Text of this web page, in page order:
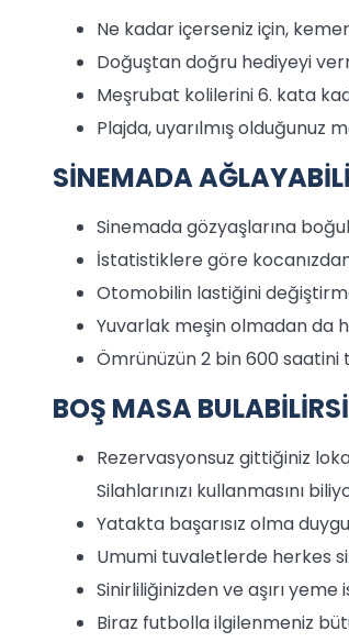
Ne kadar içerseniz için,
Doğuştan doğru hediyeyi
Meşrubat kolilerini 6. kata
Plajda, uyarılmış olduğunuz
SİNEMADA
Sinemada gözyaşlarına
İstatistiklere göre
Otomobilin lastiğini
Yuvarlak meşin olmadan da
Ömrünüzün 2 bin 600 saatini
BOŞ MASA
Rezervasyonsuz gittiğiniz
Silahlarınızı kullanmasını
Yatakta başarısız olma
Umumi tuvaletlerde herkes
Sinirliliğinizden ve aşırı
Biraz futbolla ilgilenmeniz